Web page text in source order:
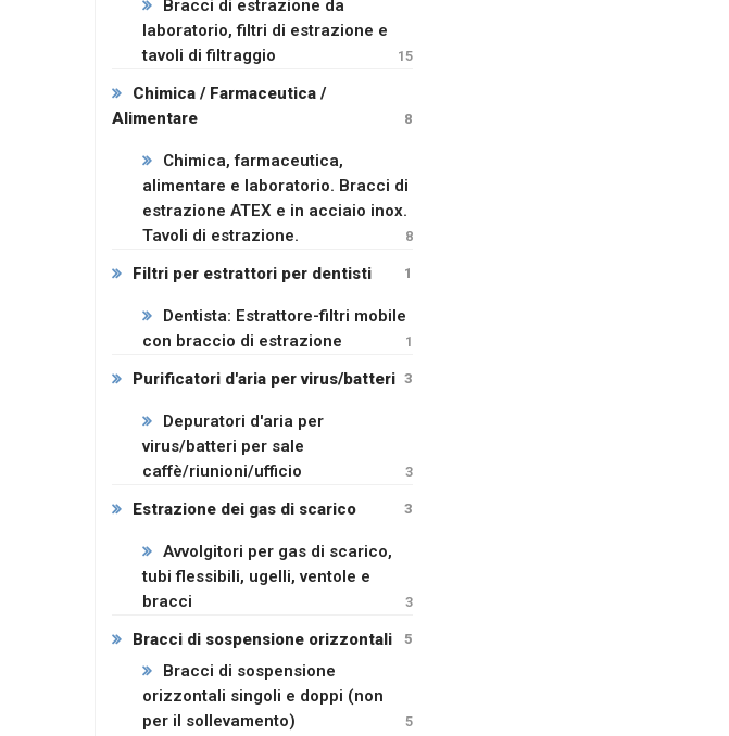
Bracci di estrazione da
laboratorio, filtri di estrazione e
tavoli di filtraggio
15
Chimica / Farmaceutica /
Alimentare
8
Chimica, farmaceutica,
alimentare e laboratorio. Bracci di
estrazione ATEX e in acciaio inox.
Tavoli di estrazione.
8
Filtri per estrattori per dentisti 1
Dentista: Estrattore-filtri mobile
con braccio di estrazione
1
Purificatori d'aria per virus/batteri 3
Depuratori d'aria per
virus/batteri per sale
caffè/riunioni/ufficio
3
Estrazione dei gas di scarico 3
Avvolgitori per gas di scarico,
tubi flessibili, ugelli, ventole e
bracci
3
Bracci di sospensione orizzontali 5
Bracci di sospensione
orizzontali singoli e doppi (non
per il sollevamento)
5